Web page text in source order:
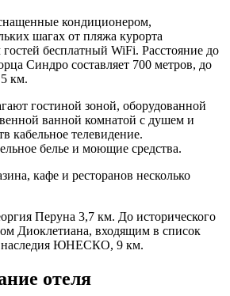
кондиционером,
шагах от пляжа курорта
бесплатный WiFi. Расстояние до
Синдро составляет 700 метров, до
км.
гостиной зоной, оборудованной
ванной комнатой с душем и
кабельное телевидение.
белье и моющие средства.
кафе и ресторанов несколько
Перуна 3,7 км. До исторического
Диоклетиана, входящим в список
наследия ЮНЕСКО, 9 км.
отеля